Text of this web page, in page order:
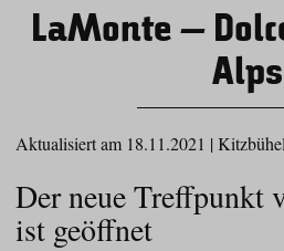
LaMonte –
Alps
Aktualisiert am 18.11.2021 |
Der neue Treffpunkt
ist geöffnet